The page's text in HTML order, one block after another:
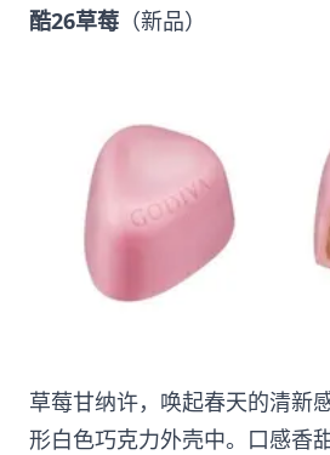
酷26草莓 （新品）
草莓甘纳许，唤起春天的清新
形白色巧克力外壳中。口感香